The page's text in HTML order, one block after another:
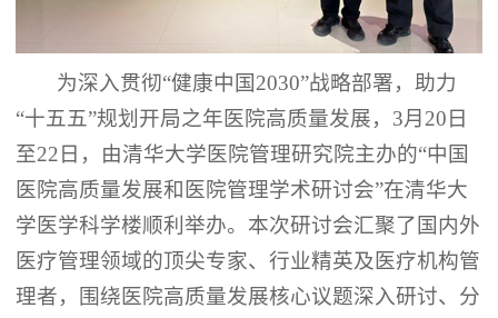
为深入贯彻“健康中国2030”战略部署，助力
“十五五”规划开局之年医院高质量发展，3月20日
至22日，由清华大学医院管理研究院主办的“中国
医院高质量发展和医院管理学术研讨会”在清华大
学医学科学楼顺利举办。本次研讨会汇聚了国内外
医疗管理领域的顶尖专家、行业精英及医疗机构管
理者，围绕医院高质量发展核心议题深入研讨、分